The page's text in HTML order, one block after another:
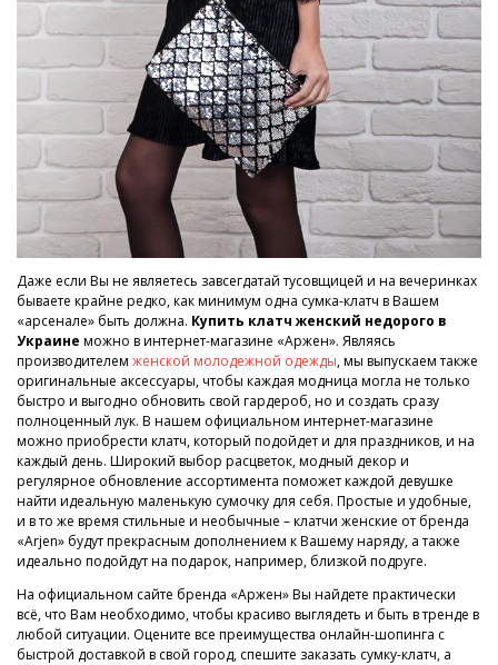
Даже если Вы не являетесь завсегдатай тусовщицей и на вечеринках
бываете крайне редко, как минимум одна сумка-клатч в Вашем
«арсенале» быть должна. Купить клатч женский недорого в
Украине можно в интернет-магазине «Аржен». Являясь
производителем женской молодежной одежды, мы выпускаем также
оригинальные аксессуары, чтобы каждая модница могла не только
быстро и выгодно обновить свой гардероб, но и создать сразу
полноценный лук. В нашем официальном интернет-магазине
можно приобрести клатч, который подойдет и для праздников, и на
каждый день. Широкий выбор расцветок, модный декор и
регулярное обновление ассортимента поможет каждой девушке
найти идеальную маленькую сумочку для себя. Простые и удобные,
и в то же время стильные и необычные – клатчи женские от бренда
«Arjen» будут прекрасным дополнением к Вашему наряду, а также
идеально подойдут на подарок, например, близкой подруге.
На официальном сайте бренда «Аржен» Вы найдете практически
всё, что Вам необходимо, чтобы красиво выглядеть и быть в тренде в
любой ситуации. Оцените все преимущества онлайн-шопинга с
быстрой доставкой в свой город, спешите заказать сумку-клатч, а